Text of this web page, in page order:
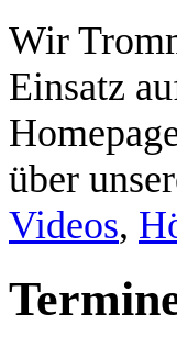
Wir
Einsatz
über
Videos,